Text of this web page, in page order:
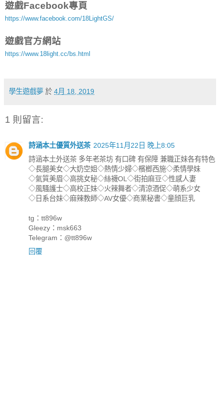
遊戲Facebook專頁
https://www.facebook.com/18LightGS/
遊戲官方網站
https://www.18light.cc/bs.html
學生遊戲夢 於 4月 18, 2019
1 則留言:
詩涵本土優質外送茶 2025年11月22日 晚上8:05
詩涵本土外送茶 多年老茶坊 有口碑 有保障 兼職正妹各有特色
◇長腿美女◇大奶空姐◇熱情少婦◇檳榔西施◇柔情學妹
◇氣質美眉◇高挑女秘◇絲襪OL◇街拍麻豆◇性感人妻
◇風騷護士◇高校正妹◇火辣舞者◇清涼酒促◇萌系少女
◇日系台妹◇麻辣教師◇AV女優◇商業秘書◇童顔巨乳
tg：tt896w
Gleezy：msk663
Telegram：@tt896w
回覆